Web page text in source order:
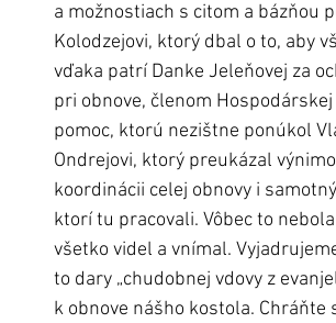
a možnostiach s citom a
Kolodzejovi, ktorý dbal o to, aby
vďaka patrí Danke Jeleňovej za
pri obnove, členom
pomoc, ktorú nezištne ponúkol
Ondrejovi, ktorý preukázal
koordinácii celej obnovy i
ktorí tu pracovali. Vôbec to
všetko videl a vnímal.
to dary „chudobnej vdovy z
k obnove nášho kostola. Chráňte